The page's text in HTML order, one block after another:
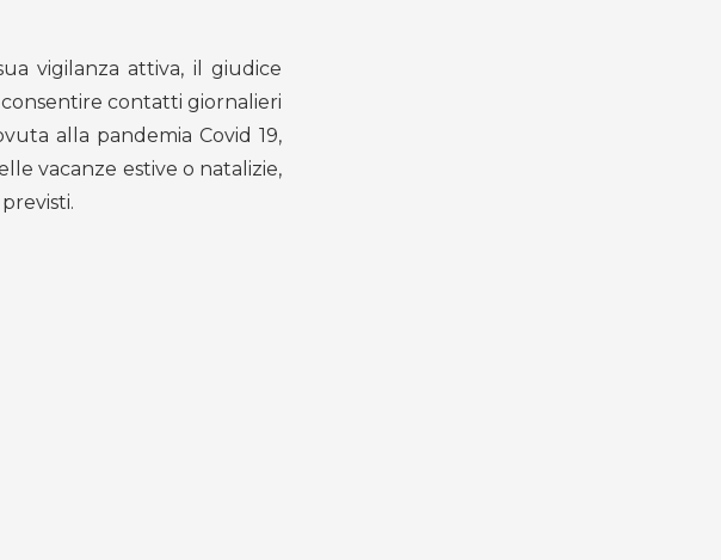
vigilanza attiva, il giudice
contatti giornalieri
alla pandemia Covid 19,
vacanze estive o natalizie,